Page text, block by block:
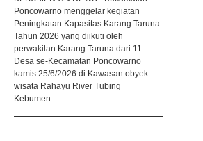
Poncowarno menggelar kegiatan
Peningkatan Kapasitas Karang Taruna
Tahun 2026 yang diikuti oleh
perwakilan Karang Taruna dari 11
Desa se-Kecamatan Poncowarno
kamis 25/6/2026 di Kawasan obyek
wisata Rahayu River Tubing
Kebumen....